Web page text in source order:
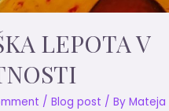
LEPOTA V
/ Blog post / By Mateja